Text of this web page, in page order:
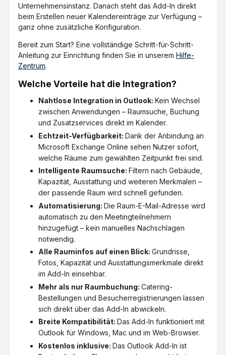
Unternehmensinstanz. Danach steht das Add-In direkt
beim Erstellen neuer Kalendereinträge zur Verfügung –
ganz ohne zusätzliche Konfiguration.
Bereit zum Start? Eine vollständige Schritt-für-Schritt-
Anleitung zur Einrichtung finden Sie in unserem Hilfe-
Zentrum.
Welche Vorteile hat die Integration?
Nahtlose Integration in Outlook: Kein Wechsel
zwischen Anwendungen – Raumsuche, Buchung
und Zusatzservices direkt im Kalender.
Echtzeit-Verfügbarkeit: Dank der Anbindung an
Microsoft Exchange Online sehen Nutzer sofort,
welche Räume zum gewählten Zeitpunkt frei sind.
Intelligente Raumsuche: Filtern nach Gebäude,
Kapazität, Ausstattung und weiteren Merkmalen –
der passende Raum wird schnell gefunden.
Automatisierung: Die Raum-E-Mail-Adresse wird
automatisch zu den Meetingteilnehmern
hinzugefügt – kein manuelles Nachschlagen
notwendig.
Alle Rauminfos auf einen Blick: Grundrisse,
Fotos, Kapazität und Ausstattungsmerkmale direkt
im Add-In einsehbar.
Mehr als nur Raumbuchung: Catering-
Bestellungen und Besucherregistrierungen lassen
sich direkt über das Add-In abwickeln.
Breite Kompatibilität: Das Add-In funktioniert mit
Outlook für Windows, Mac und im Web-Browser.
Kostenlos inklusive: Das Outlook Add-In ist